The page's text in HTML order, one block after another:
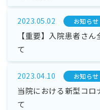
2023.05.02 お知らせ
【重要】入院患者さ
て
2023.04.10 お知らせ
当院における新型コ
て